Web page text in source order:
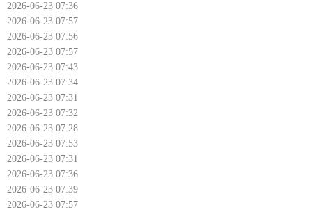
2026-06-23 07:36
2026-06-23 07:57
2026-06-23 07:56
2026-06-23 07:57
2026-06-23 07:43
2026-06-23 07:34
2026-06-23 07:31
2026-06-23 07:32
2026-06-23 07:28
2026-06-23 07:53
2026-06-23 07:31
2026-06-23 07:36
2026-06-23 07:39
2026-06-23 07:57